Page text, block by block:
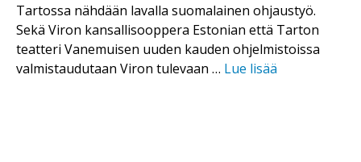
Tartossa nähdään lavalla suomalainen ohjaustyö.
Sekä Viron kansallisooppera Estonian että Tarton
teatteri Vanemuisen uuden kauden ohjelmistoissa
valmistaudutaan Viron tulevaan … Lue lisää